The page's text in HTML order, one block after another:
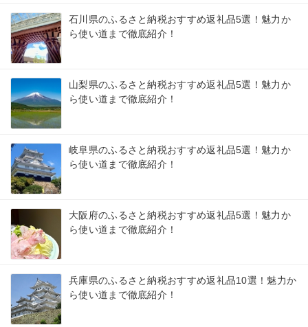
石川県のふるさと納税おすすめ返礼品5選！魅力か
ら使い道まで徹底紹介！
山梨県のふるさと納税おすすめ返礼品5選！魅力か
ら使い道まで徹底紹介！
岐阜県のふるさと納税おすすめ返礼品5選！魅力か
ら使い道まで徹底紹介！
大阪府のふるさと納税おすすめ返礼品5選！魅力か
ら使い道まで徹底紹介！
兵庫県のふるさと納税おすすめ返礼品10選！魅力か
ら使い道まで徹底紹介！